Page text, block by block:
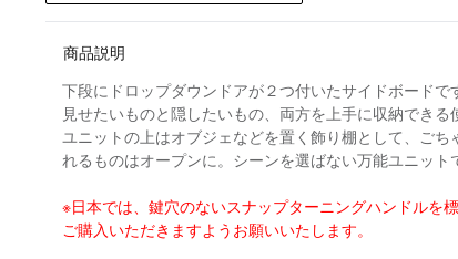
商品説明
下段にドロップダウンドアが２つ付いたサイドボードで
見せたいものと隠したいもの、両方を上手に収納できる
ユニットの上はオブジェなどを置く飾り棚として、ご
れるものはオープンに。シーンを選ばない万能ユニット
※日本では、鍵穴のないスナップターニングハンドルを
ご購入いただきますようお願いいたします。